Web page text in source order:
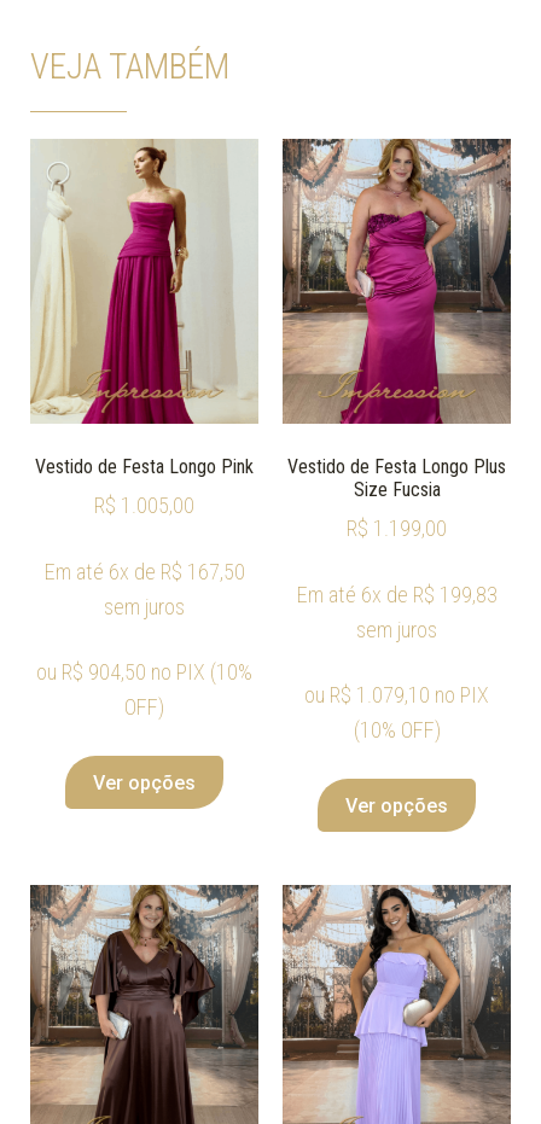
VEJA TAMBÉM
Vestido de Festa Longo Pink
R$ 1.005,00
Em até 6x de R$ 167,50
sem juros
ou R$ 904,50 no PIX (10%
OFF)
Ver opções
Vestido de Festa Longo Plus
Size Fucsia
R$ 1.199,00
Em até 6x de R$ 199,83
sem juros
ou R$ 1.079,10 no PIX
(10% OFF)
Ver opções